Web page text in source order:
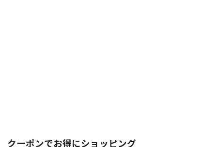
クーポンでお得にショッピング